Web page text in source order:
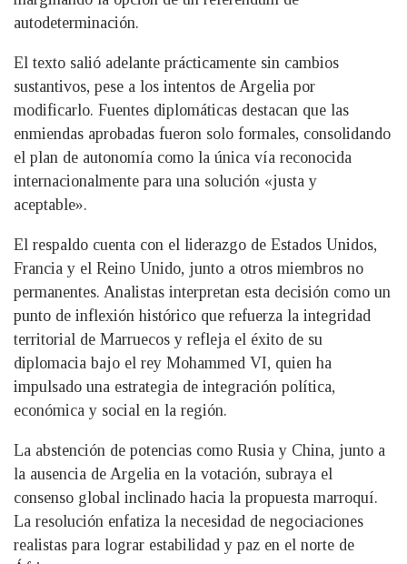
autodeterminación.
El texto salió adelante prácticamente sin cambios
sustantivos, pese a los intentos de Argelia por
modificarlo. Fuentes diplomáticas destacan que las
enmiendas aprobadas fueron solo formales, consolidando
el plan de autonomía como la única vía reconocida
internacionalmente para una solución «justa y
aceptable».
El respaldo cuenta con el liderazgo de Estados Unidos,
Francia y el Reino Unido, junto a otros miembros no
permanentes. Analistas interpretan esta decisión como un
punto de inflexión histórico que refuerza la integridad
territorial de Marruecos y refleja el éxito de su
diplomacia bajo el rey Mohammed VI, quien ha
impulsado una estrategia de integración política,
económica y social en la región.
La abstención de potencias como Rusia y China, junto a
la ausencia de Argelia en la votación, subraya el
consenso global inclinado hacia la propuesta marroquí.
La resolución enfatiza la necesidad de negociaciones
realistas para lograr estabilidad y paz en el norte de